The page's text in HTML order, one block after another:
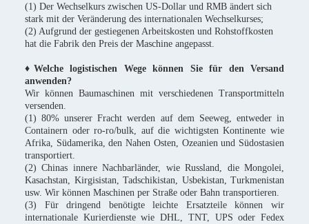
(1) Der Wechselkurs zwischen US-Dollar und RMB ändert sich
stark mit der Veränderung des internationalen Wechselkurses;
(2) Aufgrund der gestiegenen Arbeitskosten und Rohstoffkosten
hat die Fabrik den Preis der Maschine angepasst.
♦Welche logistischen Wege können Sie für den Versand
anwenden?
Wir können Baumaschinen mit verschiedenen Transportmitteln
versenden.
(1) 80% unserer Fracht werden auf dem Seeweg, entweder in
Containern oder ro-ro/bulk, auf die wichtigsten Kontinente wie
Afrika, Südamerika, den Nahen Osten, Ozeanien und Südostasien
transportiert.
(2) Chinas innere Nachbarländer, wie Russland, die Mongolei,
Kasachstan, Kirgisistan, Tadschikistan, Usbekistan, Turkmenistan
usw. Wir können Maschinen per Straße oder Bahn transportieren.
(3) Für dringend benötigte leichte Ersatzteile können wir
internationale Kurierdienste wie DHL, TNT, UPS oder Fedex